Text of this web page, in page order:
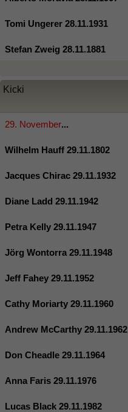
Tomi Ungerer 28.11.1931
Stefan Zweig 28.11.1881
Kicki
29. November...
Wilhelm Hauff 29.11.1802
Jacques Chirac 29.11.1932
Diane Ladd 29.11.1942
Petra Kelly 29.11.1947
Jörg Wontorra 29.11.1948
Jeff Fahey 29.11.1952
Cathy Moriarty 29.11.1960
Andrew McCarthy 29.11.1962
Don Cheadle 29.11.1964
Anna Faris 29.11.1976
Lucas Black 29.11.1982